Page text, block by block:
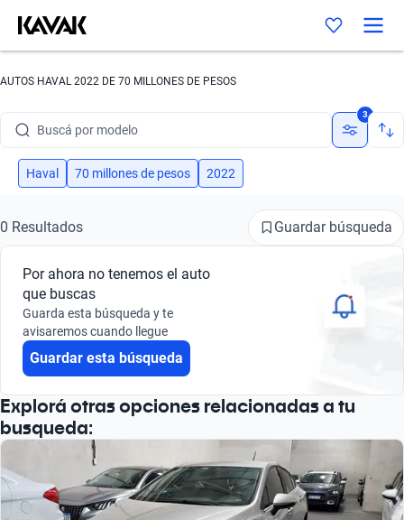
AUTOS HAVAL 2022 DE 70 MILLONES DE PESOS
Buscá por modelo
Buscá por versión
Buscá por marca
Buscá por modelo
Buscá por versión
3
Haval 70 millones de pesos 2022
0 Resultados Guardar búsqueda
Por ahora no tenemos el auto
que buscas
Guarda esta búsqueda y te
avisaremos cuando llegue
Guardar esta búsqueda
Explorá otras opciones relacionadas a tu
busqueda: